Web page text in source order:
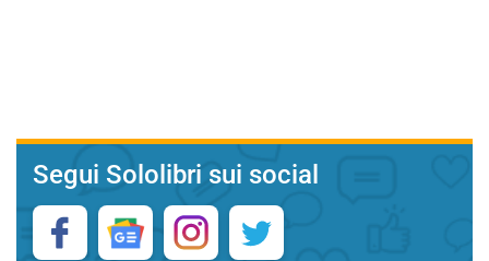
Segui Sololibri sui social